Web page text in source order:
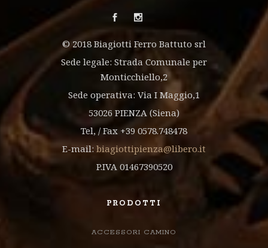
© 2018 Biagiotti Ferro Battuto srl
Sede legale: Strada Comunale per
Monticchiello,2
Sede operativa: Via I Maggio,1
53026 PIENZA (Siena)
Tel, / Fax +39 0578.748478
E-mail: biagiottipienza@libero.it
P.IVA 01467390520
PRODOTTI
ACCESSORI CAMINO